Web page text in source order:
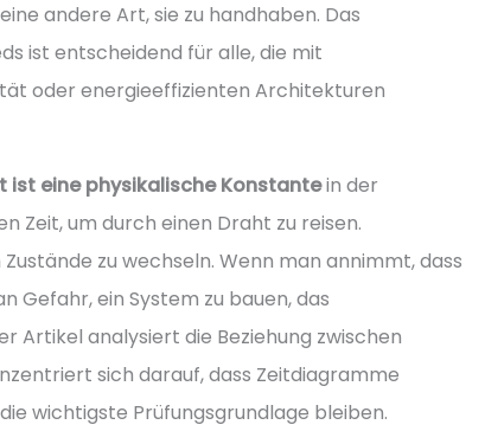
andere Art, sie zu handhaben. Das
ist entscheidend für alle, die mit
oder energieeffizienten Architekturen
ist eine physikalische Konstantein der
Zeit, um durch einen Draht zu reisen.
zu wechseln. Wenn man annimmt, dass
Gefahr, ein System zu bauen, das
Artikel analysiert die Beziehung zwischen
sich darauf, dass Zeitdiagramme
wichtigste Prüfungsgrundlage bleiben.